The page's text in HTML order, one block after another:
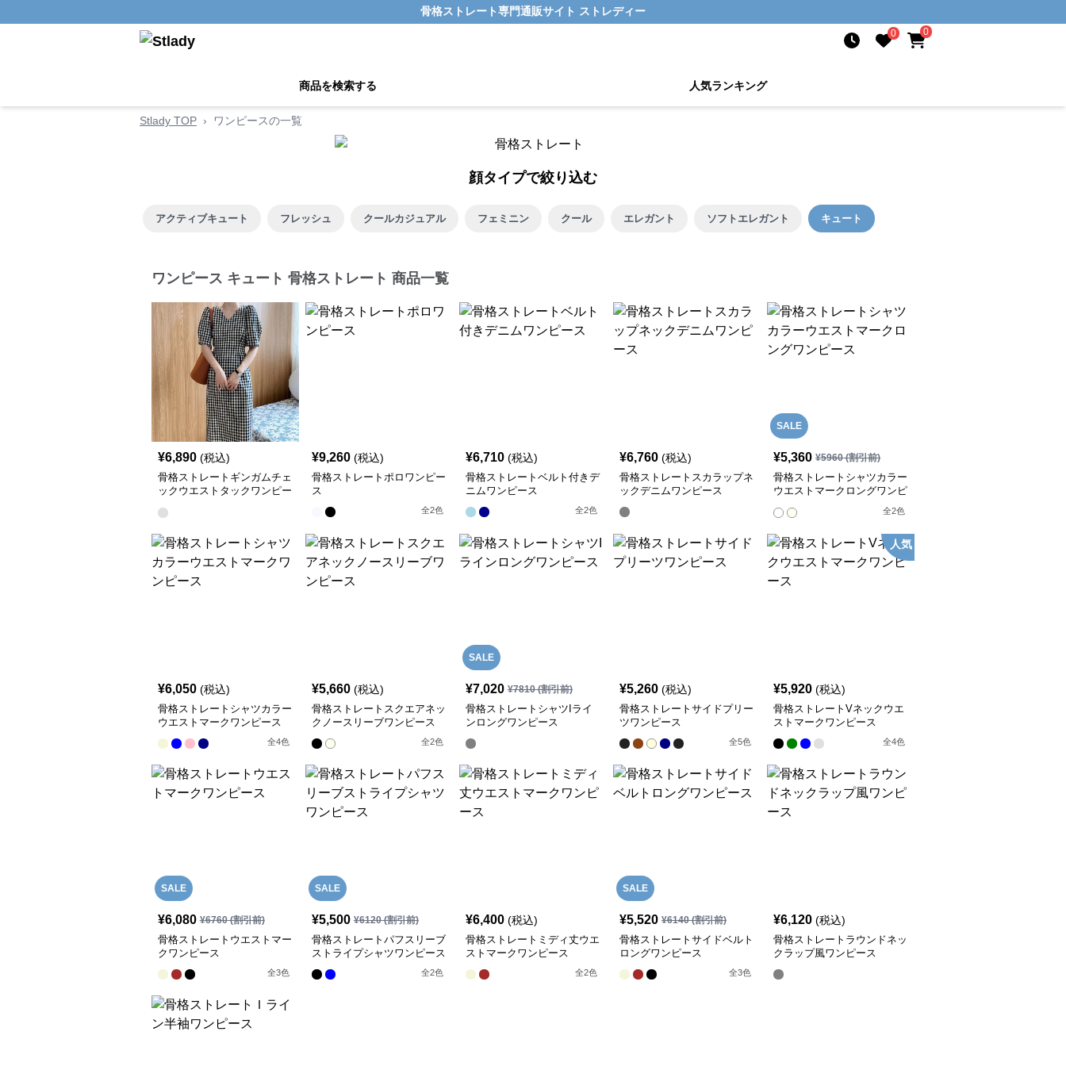
骨格ストレート専門通販サイト ストレディー
0 0
商品を検索する 人気ランキング
Stlady TOP › ワンピースの一覧
顔タイプで絞り込む
アクティブキュート フレッシュ クールカジュアル フェミニン クール エレガント ソフトエレガント キュート
ワンピース キュート 骨格ストレート 商品一覧
¥6,890 (税込)
骨格ストレートギンガムチェ
ックウエストタックワンピー
¥9,260 (税込)
骨格ストレートポロワンピー
ス
全2色
¥6,710 (税込)
骨格ストレートベルト付きデ
ニムワンピース
全2色
¥6,760 (税込)
骨格ストレートスカラップネ
ックデニムワンピース
SALE
¥5,360 ¥5960(割引前)
骨格ストレートシャツカラー
ウエストマークロングワンピ
全2色
¥6,050 (税込)
骨格ストレートシャツカラー
ウエストマークワンピース
全4色
¥5,660 (税込)
骨格ストレートスクエアネッ
クノースリーブワンピース
全2色
SALE
¥7,020 ¥7810(割引前)
骨格ストレートシャツIライ
ンロングワンピース
¥5,260 (税込)
骨格ストレートサイドプリー
ツワンピース
全5色
人気
¥5,920 (税込)
骨格ストレートVネックウエ
ストマークワンピース
全4色
SALE
¥6,080 ¥6760(割引前)
骨格ストレートウエストマー
クワンピース
全3色
SALE
¥5,500 ¥6120(割引前)
骨格ストレートパフスリーブ
ストライプシャツワンピース
全2色
¥6,400 (税込)
骨格ストレートミディ丈ウエ
ストマークワンピース
全2色
SALE
¥5,520 ¥6140(割引前)
骨格ストレートサイドベルト
ロングワンピース
全3色
¥6,120 (税込)
骨格ストレートラウンドネッ
クラップ風ワンピース